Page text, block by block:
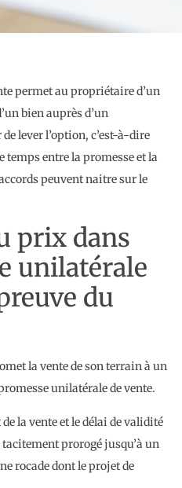
permet au propriétaire d’un
bien auprès d’un
lever l’option, c’est-à-dire
temps entre la promesse et la
peuvent naitre sur le
prix dans
unilatérale
du
la vente de son terrain à un
unilatérale de vente.
la vente et le délai de validité
prorogé jusqu’à un
rocade dont le projet de